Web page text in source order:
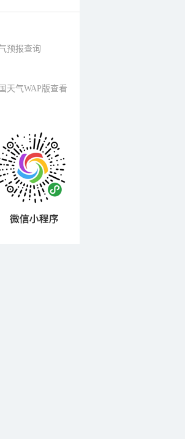
预报查询
天气WAP版查看